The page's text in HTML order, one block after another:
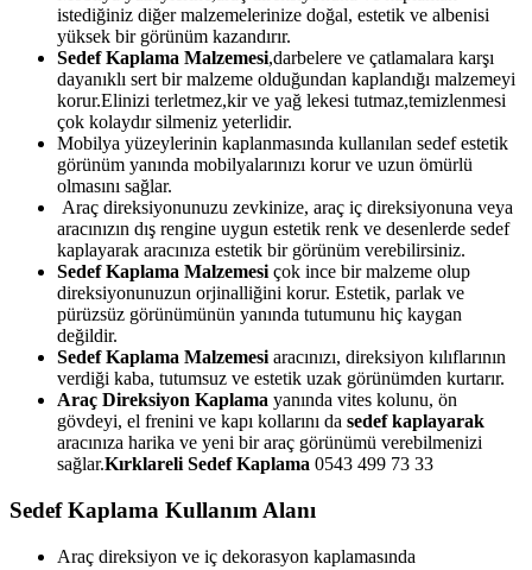
istediğiniz diğer malzemelerinize doğal, estetik ve albenisi
yüksek bir görünüm kazandırır.
Sedef Kaplama Malzemesi,darbelere ve çatlamalara karşı
dayanıklı sert bir malzeme olduğundan kaplandığı malzemeyi
korur.Elinizi terletmez,kir ve yağ lekesi tutmaz,temizlenmesi
çok kolaydır silmeniz yeterlidir.
Mobilya yüzeylerinin kaplanmasında kullanılan sedef estetik
görünüm yanında mobilyalarınızı korur ve uzun ömürlü
olmasını sağlar.
Araç direksiyonunuzu zevkinize, araç iç direksiyonuna veya
aracınızın dış rengine uygun estetik renk ve desenlerde sedef
kaplayarak aracınıza estetik bir görünüm verebilirsiniz.
Sedef Kaplama Malzemesi çok ince bir malzeme olup
direksiyonunuzun orjinalliğini korur. Estetik, parlak ve
pürüzsüz görünümünün yanında tutumunu hiç kaygan
değildir.
Sedef Kaplama Malzemesi aracınızı, direksiyon kılıflarının
verdiği kaba, tutumsuz ve estetik uzak görünümden kurtarır.
Araç Direksiyon Kaplama yanında vites kolunu, ön
gövdeyi, el frenini ve kapı kollarını da sedef kaplayarak
aracınıza harika ve yeni bir araç görünümü verebilmenizi
sağlar.Kırklareli Sedef Kaplama 0543 499 73 33
Sedef Kaplama Kullanım Alanı
Araç direksiyon ve iç dekorasyon kaplamasında